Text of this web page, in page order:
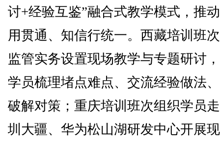
讨+经验互鉴”融合式教学模式，推
用贯通、知信行统一。西藏培训班
监管实务设置现场教学与专题研讨
学员梳理堵点难点、交流经验做法
破解对策；重庆培训班次组织学员
圳大疆、华为松山湖研发中心开展